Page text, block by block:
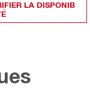
LA DISPONIB